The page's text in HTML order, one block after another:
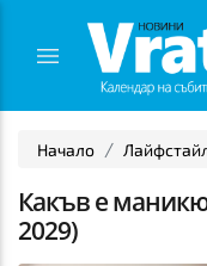
Начало
Какъв е
2029)